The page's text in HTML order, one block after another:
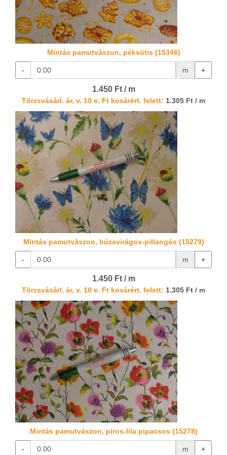
Mintás pamutvászon, péksütis (15346)
- m +
1.450 Ft / m
Törzsvásárl. ár, v. 10 e. Ft kosárért. felett: 1.305 Ft / m
Mintás pamutvászon, búzavirágos-pillangós (15279)
- m +
1.450 Ft / m
Törzsvásárl. ár, v. 10 e. Ft kosárért. felett: 1.305 Ft / m
Mintás pamutvászon, piros-lila pipacsos (15278)
- m +